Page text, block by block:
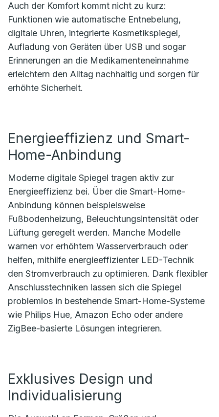
Auch der Komfort kommt nicht zu kurz:
Funktionen wie automatische Entnebelung,
digitale Uhren, integrierte Kosmetikspiegel,
Aufladung von Geräten über USB und sogar
Erinnerungen an die Medikamenteneinnahme
erleichtern den Alltag nachhaltig und sorgen für
erhöhte Sicherheit.
Energieeffizienz und Smart-
Home-Anbindung
Moderne digitale Spiegel tragen aktiv zur
Energieeffizienz bei. Über die Smart-Home-
Anbindung können beispielsweise
Fußbodenheizung, Beleuchtungsintensität oder
Lüftung geregelt werden. Manche Modelle
warnen vor erhöhtem Wasserverbrauch oder
helfen, mithilfe energieeffizienter LED-Technik
den Stromverbrauch zu optimieren. Dank flexibler
Anschlusstechniken lassen sich die Spiegel
problemlos in bestehende Smart-Home-Systeme
wie Philips Hue, Amazon Echo oder andere
ZigBee-basierte Lösungen integrieren.
Exklusives Design und
Individualisierung